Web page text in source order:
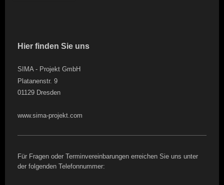
Hier finden Sie uns
SIMA - Projekt GmbH
Platanenstr. 9
01129 Dresden
www.sima-projekt.com
Für Fragen oder Terminvereinbarungen erreichen Sie uns unter
der folgenden Telefonnummer: